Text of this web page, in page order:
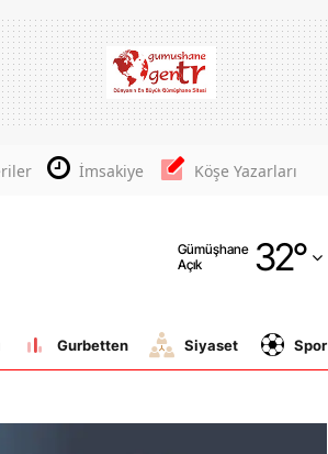
İmsakiye Köşe Yazarları
Gümüşhane
Açık
32°
Adana
Adıyaman
Amasya
Antalya
Aydın
Gurbetten Siyaset Spor